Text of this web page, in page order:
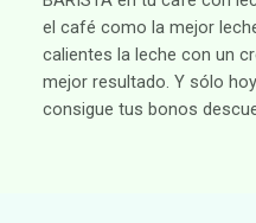
el café como la mejor
calientes la leche con un
mejor resultado. Y sólo
consigue tus bonos